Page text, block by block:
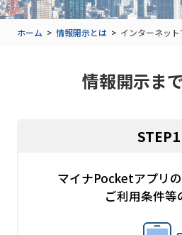
ホーム > 情報開示とは > インターネッ
情報開示ま
STEP1
マイナPocketアプリの
ご利用条件等